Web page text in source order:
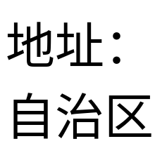
地址
自治